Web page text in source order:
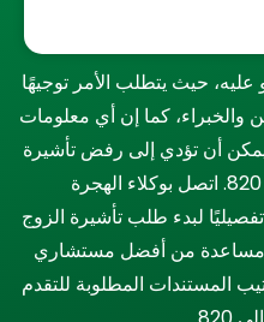
مما تبدو عليه، حيث يتطلب الأمر توجيهًا
والخبراء، كما إن أي معلومات
أن تؤدي إلى رفض تأشيرة
الزوج الاسترالي من الفئة الفرعية 820. اتصل بوكلاء الهجرة
لبدء طلب تأشيرة الزوج
مساعدة من أفضل مستشاري
المستندات المطلوبة للتقدم